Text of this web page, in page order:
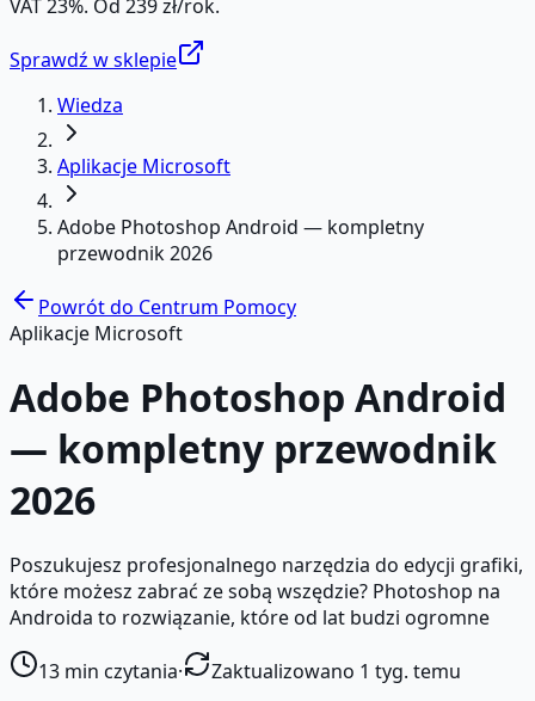
VAT 23%. Od 239 zł/rok.
Sprawdź w sklepie
Wiedza
Aplikacje Microsoft
Adobe Photoshop Android — kompletny
przewodnik 2026
Powrót do Centrum Pomocy
Aplikacje Microsoft
Adobe Photoshop Android
— kompletny przewodnik
2026
Poszukujesz profesjonalnego narzędzia do edycji grafiki,
które możesz zabrać ze sobą wszędzie? Photoshop na
Androida to rozwiązanie, które od lat budzi ogromne
13 min czytania·
Zaktualizowano 1 tyg. temu